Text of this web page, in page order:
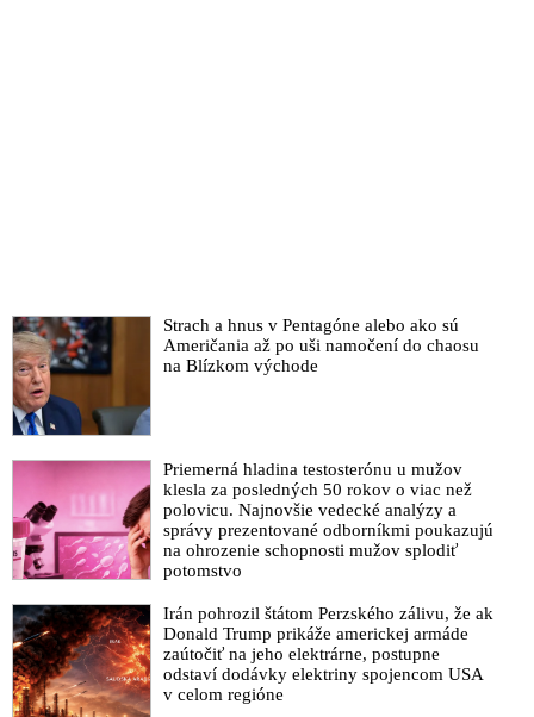
Strach a hnus v Pentagóne alebo ako sú
Američania až po uši namočení do chaosu
na Blízkom východe
Priemerná hladina testosterónu u mužov
klesla za posledných 50 rokov o viac než
polovicu. Najnovšie vedecké analýzy a
správy prezentované odborníkmi poukazujú
na ohrozenie schopnosti mužov splodiť
potomstvo
Irán pohrozil štátom Perzského zálivu, že ak
Donald Trump prikáže americkej armáde
zaútočiť na jeho elektrárne, postupne
odstaví dodávky elektriny spojencom USA
v celom regióne